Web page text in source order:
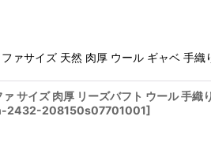
ァサイズ 天然 肉厚 ウール ギャベ 手織
イズ 肉厚 リーズバフト ウール 手織
2432-208150s07701001]